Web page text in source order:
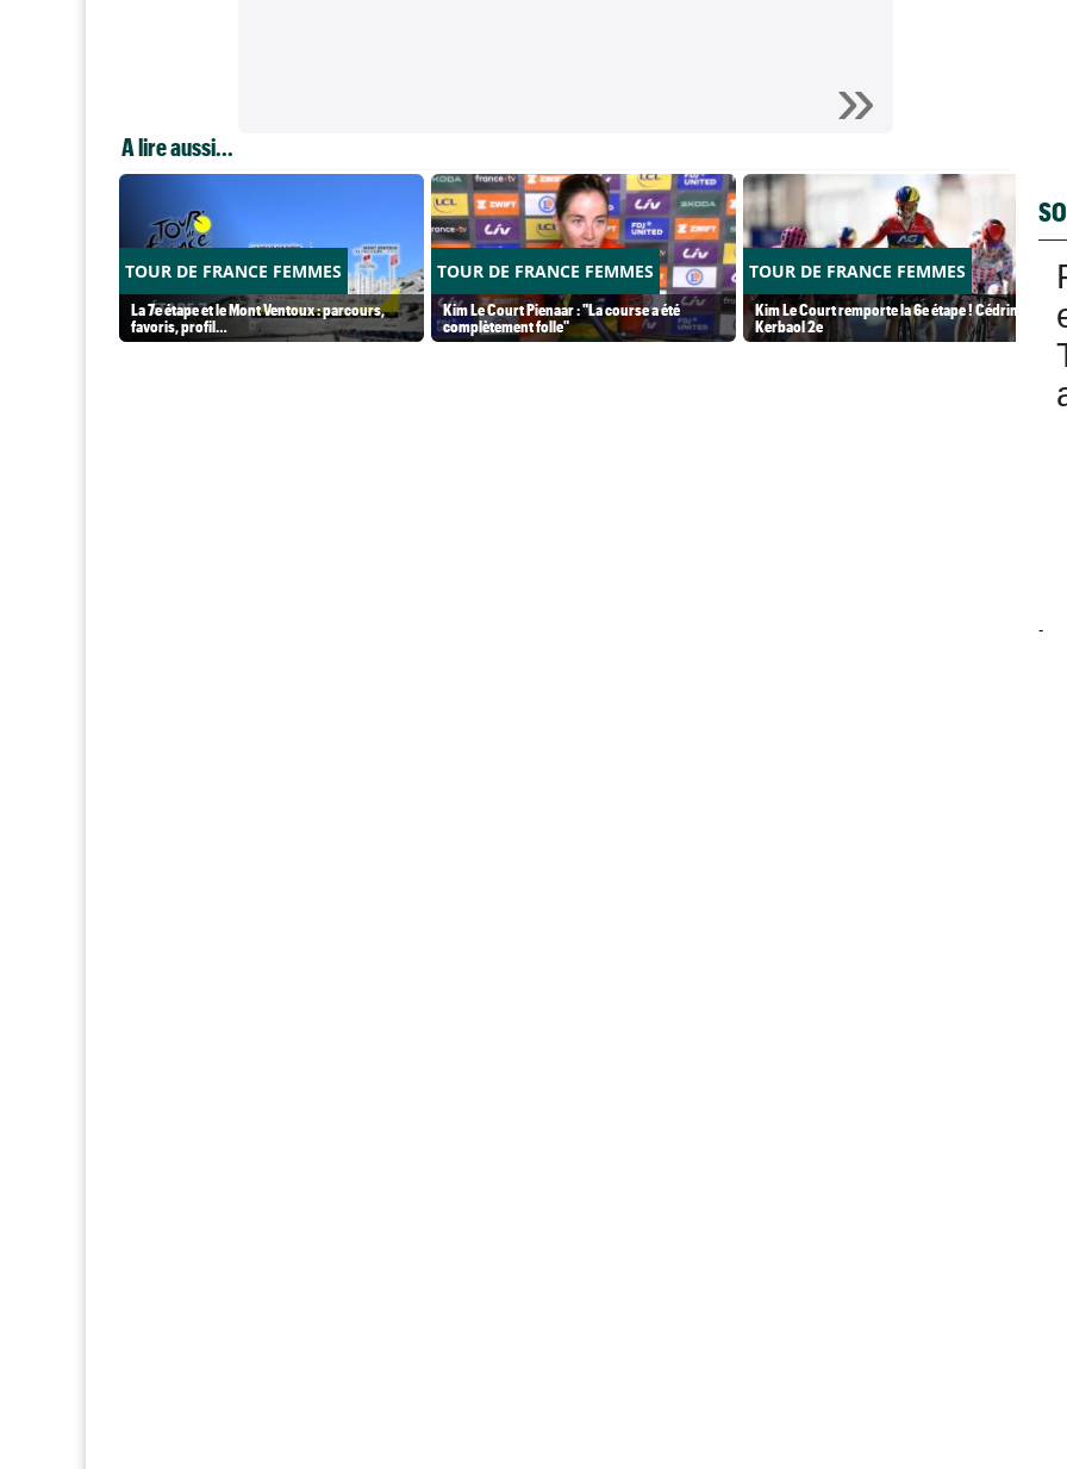
A lire aussi...
TOUR DE FRANCE FEMMES
La 7e étape et le Mont Ventoux : parcours,
favoris, profil…
TOUR DE FRANCE FEMMES
Kim Le Court Pienaar : "La course a été
complètement folle"
TOUR DE FRANCE FEMMES
Kim Le Court remporte la 6e étape ! Cédrine
Kerbaol 2e
-